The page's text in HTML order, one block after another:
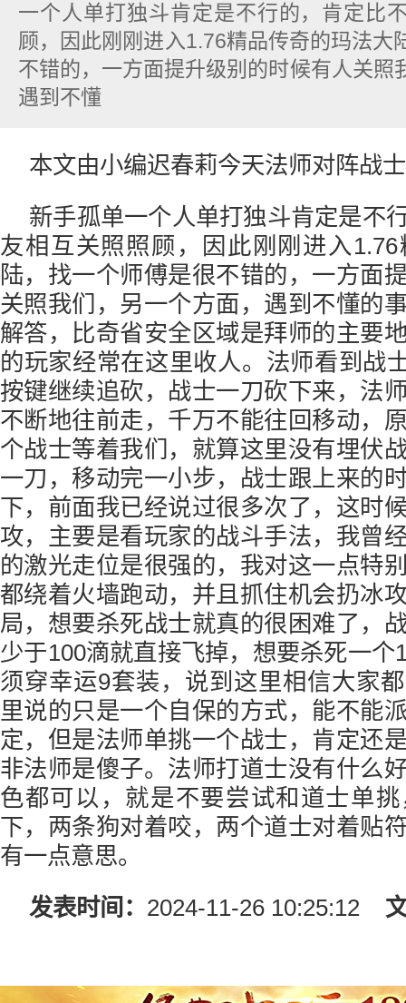
一个人单打独斗肯定是不行的，肯定比
顾，因此刚刚进入1.76精品传奇的玛法大
不错的，一方面提升级别的时候有人关照
遇到不懂
本文由小编迟春莉今天法师对阵战
新手孤单一个人单打独斗肯定是不
友相互关照照顾，因此刚刚进入
陆，找一个师傅是很不错的，一方面
关照我们，另一个方面，遇到不懂的
解答，比奇省安全区域是拜师的主要
的玩家经常在这里收人。法师看到战
按键继续追砍，战士一刀砍下来，法
不断地往前走，千万不能往回移动，
个战士等着我们，就算这里没有埋伏
一刀，移动完一小步，战士跟上来的
下，前面我已经说过很多次了，这时
攻，主要是看玩家的战斗手法，我曾
的激光走位是很强的，我对这一点特
都绕着火墙跑动，并且抓住机会扔冰
局，想要杀死战士就真的很困难了，
少于100滴就直接飞掉，想要杀死一个
须穿幸运9套装，说到这里相信大家
里说的只是一个自保的方式，能不能
定，但是法师单挑一个战士，肯定还
非法师是傻子。法师打道士没有什么
色都可以，就是不要尝试和道士单
下，两条狗对着咬，两个道士对着贴
有一点意思。
发表时间： 2024-11-26 10:25:12